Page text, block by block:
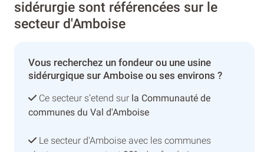
sidérurgie sont référencées sur le
secteur d'Amboise
Vous recherchez un fondeur ou une usine
sidérurgique sur Amboise ou ses environs ?
Ce secteur s’etend sur la Communauté de
communes du Val d'Amboise
Le secteur d'Amboise avec les communes